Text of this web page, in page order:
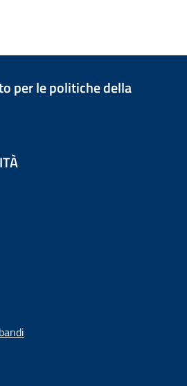
per le politiche della